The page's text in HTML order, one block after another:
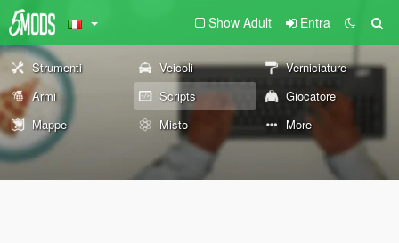
Show Adult Entra
Strumenti Veicoli
Verniciature
Armi
Scripts
Giocatore
Mappe
Misto More